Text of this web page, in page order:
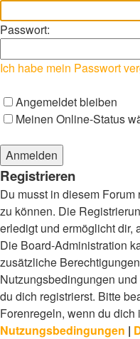
Passwort:
Ich habe mein Passwort
Angemeldet bleiben
Meinen Online-Status
Registrieren
Du musst in diesem
zu können. Die
erledigt und ermöglicht dir,
Die Board-Administration
zusätzliche
Nutzungsbedingungen
du dich registrierst. Bitte
Forenregeln, wenn du
Nutzungsbedingungen |